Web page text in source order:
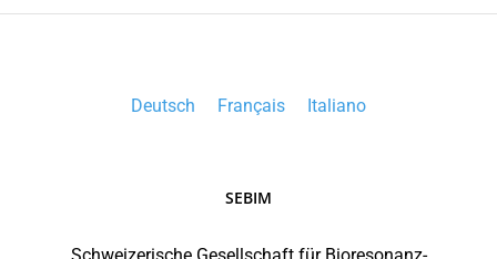
Deutsch Français Italiano
SEBIM